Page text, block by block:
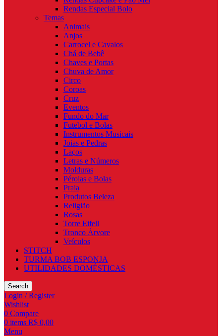
Rendas Especial Bolo
Temas
Animais
Anjos
Carrocel e Cavalos
Chá de Bebê
Chaves e Portas
Chuva de Amor
Circo
Coroas
Cruz
Eventos
Fundo do Mar
Futebol e Bolas
Instrumentos Musicais
Joias e Pedras
Laços
Letras e Números
Molduras
Pérolas e Bolas
Praia
Produtos Beleza
Religião
Rosas
Torre Eifell
Tronco Árvore
Veículos
STITCH
TURMA BOB ESPONJA
UTILIDADES DOMÉSTICAS
Search
Login / Register
Wishlist
0 Compare
0 items R$ 0,00
Menu